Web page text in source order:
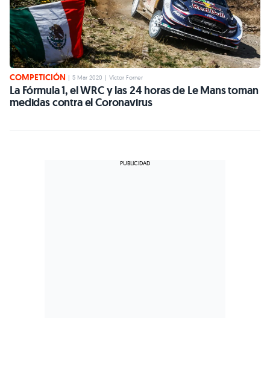
COMPETICIÓN | 5 Mar 2020 | Víctor Forner
La Fórmula 1, el WRC y las 24 horas de Le Mans toman
medidas contra el Coronavirus